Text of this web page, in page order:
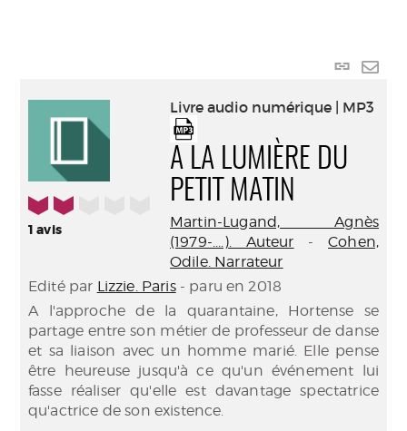
Lien
par
2/5
1avis
Livre audio numérique | MP3
A LA LUMIÈRE DU
PETIT MATIN
Martin-Lugand, Agnès
(1979-....). Auteur -Cohen,
Odile. Narrateur
Edité par Lizzie. Paris- paru en 2018
A l'approche de la quarantaine, Hortense se
partage entre son métier de professeur de danse
et sa liaison avec un homme marié. Elle pense
être heureuse jusqu'à ce qu'un événement lui
fasse réaliser qu'elle est davantage spectatrice
qu'actrice de son existence.